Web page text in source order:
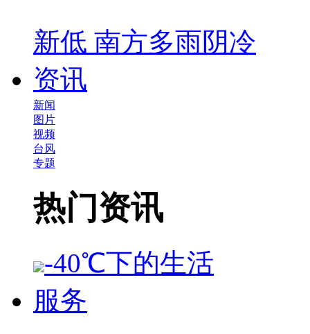
新低 南方多雨阴冷
资讯
新闻
图片
视频
台风
专题
热门资讯
-40℃下的生活
服务